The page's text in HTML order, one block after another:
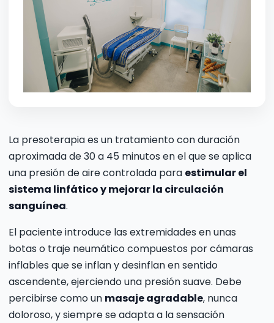
La presoterapia es un tratamiento con duración
aproximada de 30 a 45 minutos en el que se aplica
una presión de aire controlada para estimular el
sistema linfático y mejorar la circulación
sanguínea.
El paciente introduce las extremidades en unas
botas o traje neumático compuestos por cámaras
inflables que se inflan y desinflan en sentido
ascendente, ejerciendo una presión suave. Debe
percibirse como un masaje agradable, nunca
doloroso, y siempre se adapta a la sensación